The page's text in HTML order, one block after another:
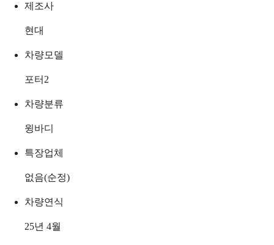
제조사
현대
차량모델
포터2
차량분류
윙바디
특장업체
없음(순정)
차량연식
25년 4월